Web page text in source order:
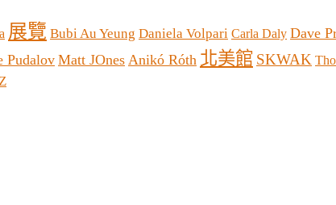
展覽 Bubi Au Yeung Daniela Volpari Carla Daly Dave
PudalovMatt JOnes Anikó Róth 北美館 SKWAK